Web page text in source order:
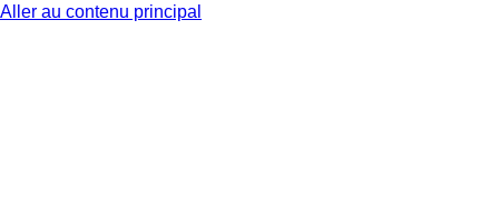
Aller au contenu principal